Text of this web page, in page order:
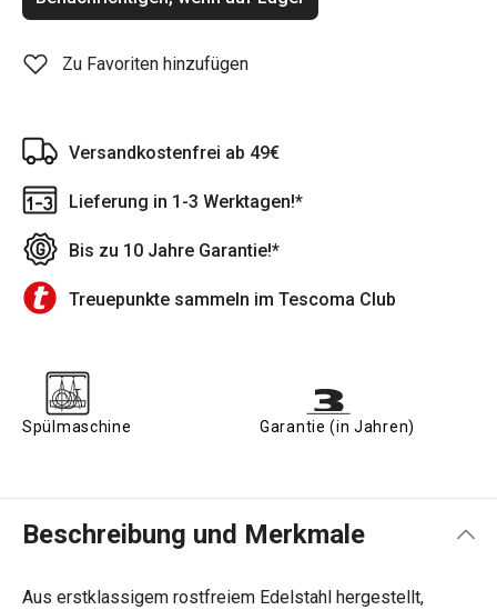
Zu Favoriten hinzufügen
Versandkostenfrei ab 49€
Lieferung in 1-3 Werktagen!*
Bis zu 10 Jahre Garantie!*
Treuepunkte sammeln im Tescoma Club
Spülmaschine Garantie (in Jahren)
Beschreibung und Merkmale
Aus erstklassigem rostfreiem Edelstahl hergestellt,